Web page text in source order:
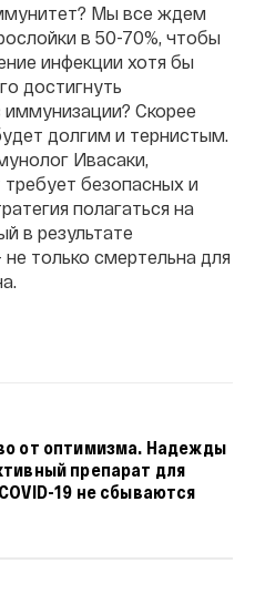
Мы все ждем
в 50-70%, чтобы
инфекции хотя бы
достигнуть
Скорее
долгим и тернистым.
Ивасаки,
безопасных и
полагаться на
в результате
только смертельна для
от оптимизма. Надежды
препарат для
19 не сбываются